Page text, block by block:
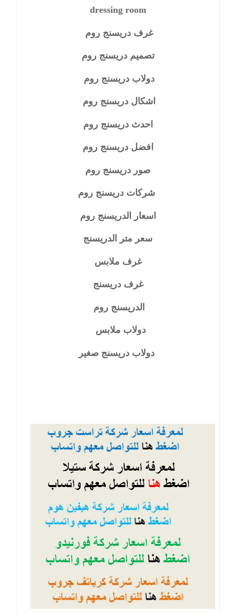
dressing room
غرف دريسنج روم
تصميم دريسنج روم
دولاب دريسنج روم
اشكال دريسنج روم
احدث دريسنج روم
افضل دريسنج روم
صور دريسنج روم
شركات دريسنج روم
اسعار الدريسنج روم
سعر متر الدريسنج
غرف ملابس
غرف دريسنج
الدريسنج روم
دولاب ملابس
دولاب دريسنج صغير